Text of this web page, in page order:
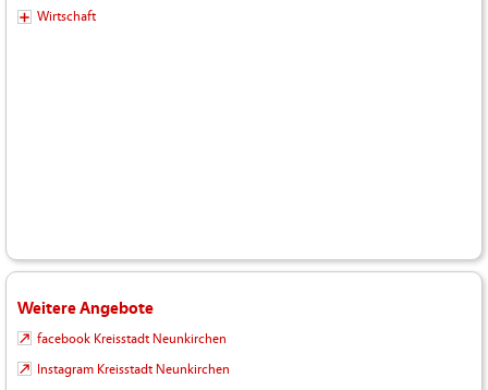
Wirtschaft
Weitere Angebote
facebook Kreisstadt Neunkirchen
Instagram Kreisstadt Neunkirchen